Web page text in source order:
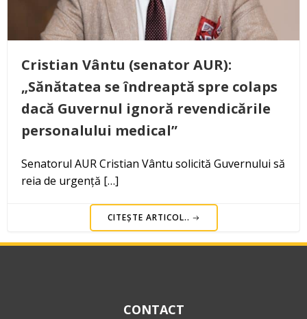
Cristian Vântu (senator AUR):
„Sănătatea se îndreaptă spre colaps
dacă Guvernul ignoră revendicările
personalului medical”
Senatorul AUR Cristian Vântu solicită Guvernului să
reia de urgență […]
CITEȘTE ARTICOL..
CONTACT